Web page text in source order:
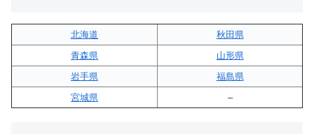
北海道
秋田県
青森県
山形県
岩手県
福島県
宮城県
–